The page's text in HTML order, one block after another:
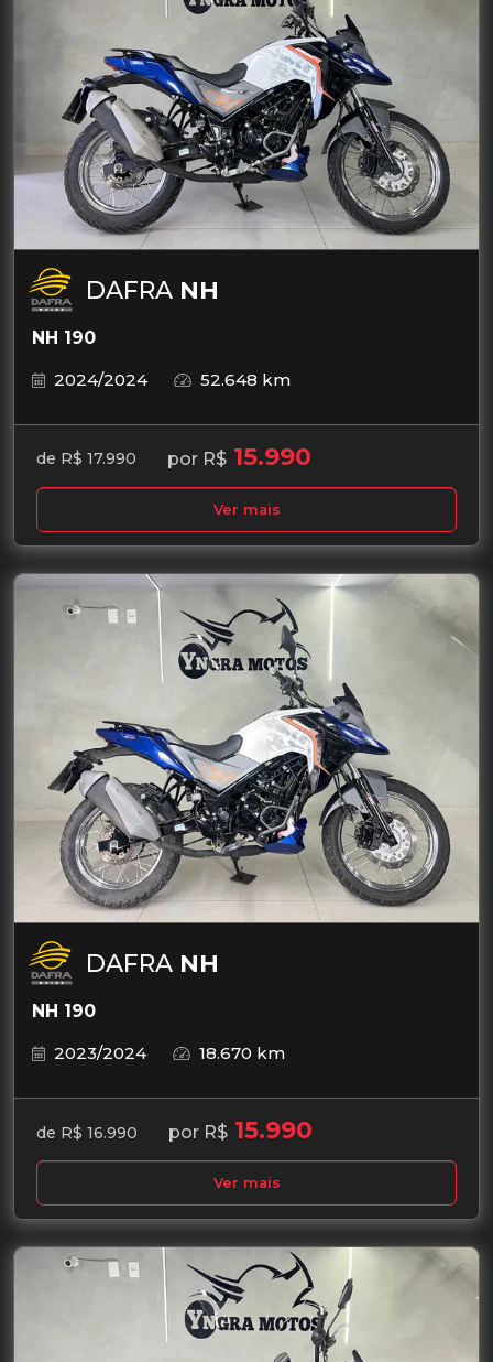
DAFRA NH
NH 190
2024/2024
52.648 km
de R$ 17.990 por R$ 15.990
Ver mais
DAFRA NH
NH 190
2023/2024
18.670 km
de R$ 16.990 por R$ 15.990
Ver mais